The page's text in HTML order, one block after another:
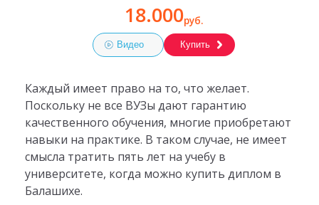
18.000руб.
Видео Купить
Каждый имеет право на то, что желает.
Поскольку не все ВУЗы дают гарантию
качественного обучения, многие приобретают
навыки на практике. В таком случае, не имеет
смысла тратить пять лет на учебу в
университете, когда можно купить диплом в
Балашихе.